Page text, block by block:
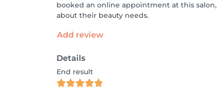
booked an online appointment at this
about their beauty needs.
Add review
Details
End result